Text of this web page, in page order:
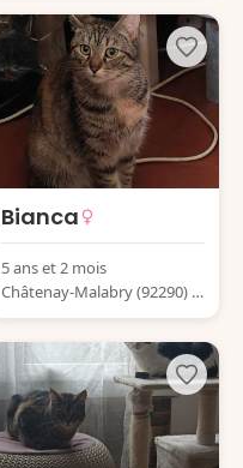
Bianca
5 ans et 2 mois
Châtenay-Malabry (92290) F
rance